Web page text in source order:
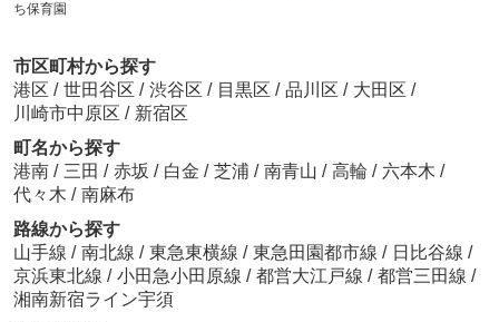
ち保育園
市区町村から探す
港区 / 世田谷区 / 渋谷区 / 目黒区 / 品川区 / 大田区 /
川崎市中原区 / 新宿区
町名から探す
港南 / 三田 / 赤坂 / 白金 / 芝浦 / 南青山 / 高輪 / 六本木 /
代々木 / 南麻布
路線から探す
山手線 / 南北線 / 東急東横線 / 東急田園都市線 / 日比谷線 /
京浜東北線 / 小田急小田原線 / 都営大江戸線 / 都営三田線 /
湘南新宿ライン宇須